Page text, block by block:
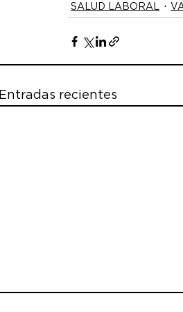
SALUD LABORAL
Entradas recientes